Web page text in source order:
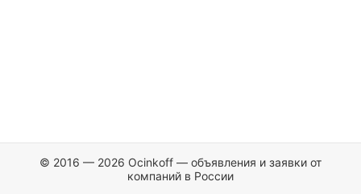
© 2016 — 2026 Ocinkoff — объявления и заявки от
компаний в России